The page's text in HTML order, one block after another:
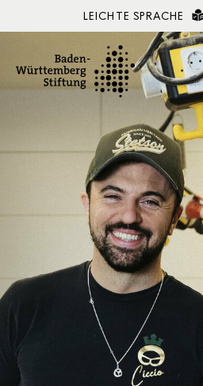
Zum Inhalt springen
LEICHTE SPRACHE